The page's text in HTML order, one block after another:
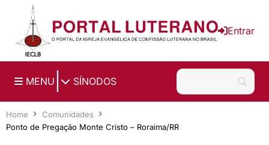
Ir para o conteúdo principal
Entrar
MENU SÍNODOS
Home
Comunidades
Ponto de Pregação Monte Cristo – Roraima/RR